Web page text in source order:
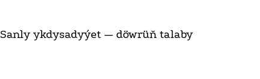
Sanly ykdysadyýet — döwrüň talaby